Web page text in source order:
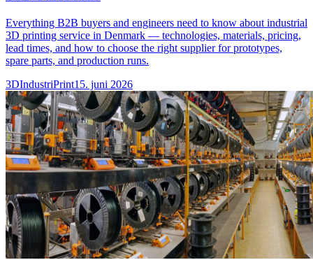
Everything B2B buyers and engineers need to know about industrial
3D printing service in Denmark — technologies, materials, pricing,
lead times, and how to choose the right supplier for prototypes,
spare parts, and production runs.
3DIndustriPrint15. juni 2026